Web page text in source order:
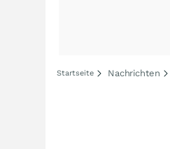
Startseite Nachrichten